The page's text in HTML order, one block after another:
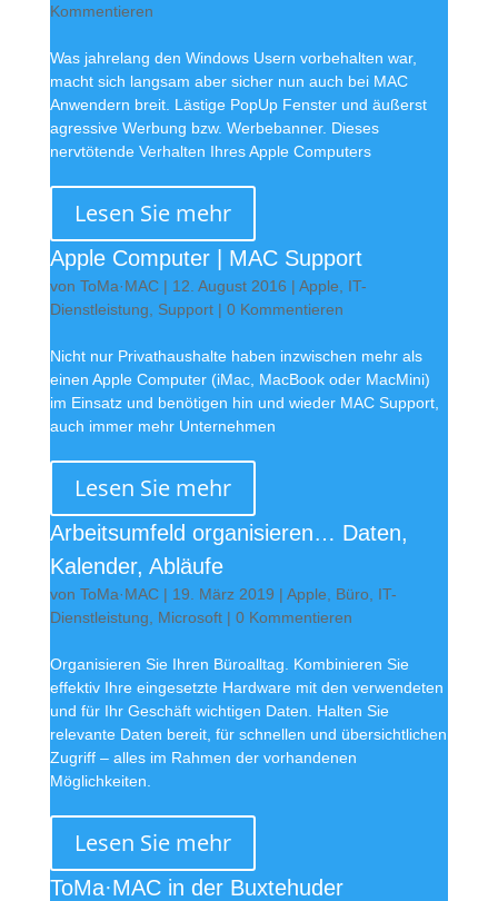
Kommentieren
Was jahrelang den Windows Usern vorbehalten war,
macht sich langsam aber sicher nun auch bei MAC
Anwendern breit. Lästige PopUp Fenster und äußerst
agressive Werbung bzw. Werbebanner. Dieses
nervtötende Verhalten Ihres Apple Computers
Lesen Sie mehr
Apple Computer | MAC Support
von ToMa·MAC| 12. August 2016 | Apple
IT-
Dienstleistung
Support| 0 Kommentieren
Nicht nur Privathaushalte haben inzwischen mehr als
einen Apple Computer (iMac, MacBook oder MacMini)
im Einsatz und benötigen hin und wieder MAC Support,
auch immer mehr Unternehmen
Lesen Sie mehr
Arbeitsumfeld organisieren… Daten,
Kalender, Abläufe
von ToMa·MAC| 19. März 2019 | Apple Büro, IT-
Dienstleistung
Microsoft| 0 Kommentieren
Organisieren Sie Ihren Büroalltag. Kombinieren Sie
effektiv Ihre eingesetzte Hardware mit den verwendeten
und für Ihr Geschäft wichtigen Daten. Halten Sie
relevante Daten bereit, für schnellen und übersichtlichen
Zugriff – alles im Rahmen der vorhandenen
Möglichkeiten.
Lesen Sie mehr
ToMa·MAC in der Buxtehuder